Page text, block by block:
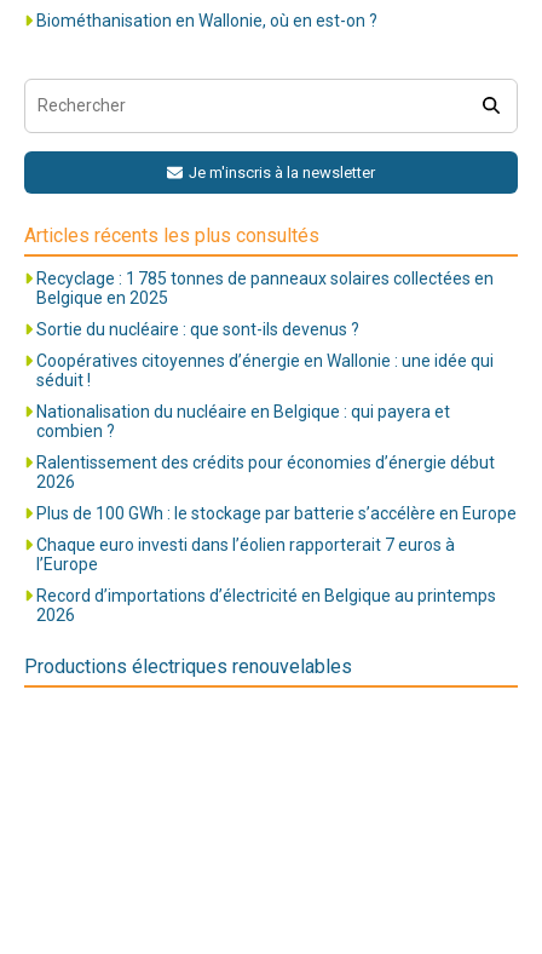
Biométhanisation en Wallonie, où en est-on ?
Je m'inscris à la newsletter
Articles récents les plus consultés
Recyclage : 1 785 tonnes de panneaux solaires collectées en
Belgique en 2025
Sortie du nucléaire : que sont-ils devenus ?
Coopératives citoyennes d’énergie en Wallonie : une idée qui
séduit !
Nationalisation du nucléaire en Belgique : qui payera et
combien ?
Ralentissement des crédits pour économies d’énergie début
2026
Plus de 100 GWh : le stockage par batterie s’accélère en Europe
Chaque euro investi dans l’éolien rapporterait 7 euros à
l’Europe
Record d’importations d’électricité en Belgique au printemps
2026
Productions électriques renouvelables